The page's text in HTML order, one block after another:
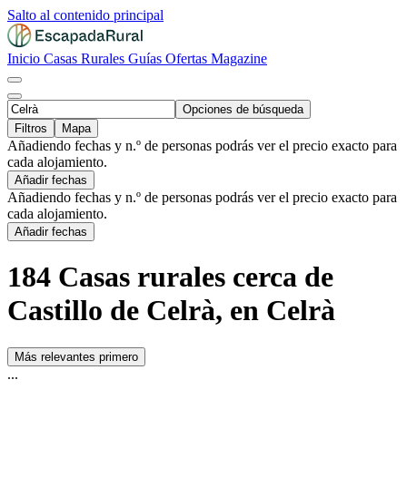
Salto al contenido principal
Inicio Casas Rurales Guías Ofertas Magazine
Opciones de búsqueda
Filtros
Mapa
Añadiendo fechas y n.º de personas podrás ver el precio exacto para
cada alojamiento.
Añadir fechas
Añadiendo fechas y n.º de personas podrás ver el precio exacto para
cada alojamiento.
Añadir fechas
184 Casas rurales cerca de
Castillo de Celrà, en Celrà
Más relevantes primero
...